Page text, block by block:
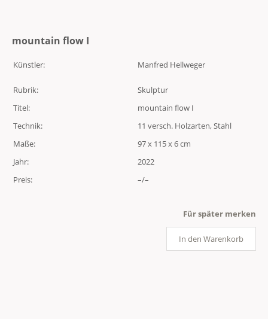
mountain flow I
Künstler: Manfred Hellweger
Rubrik:
Skulptur
Titel:
mountain flow I
Technik:
11 versch. Holzarten, Stahl
Maße:
97 x 115 x 6 cm
Jahr:
2022
Preis:
–/–
Für später merken
In den Warenkorb